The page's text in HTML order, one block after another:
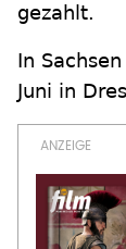
gezahlt.
In
Juni in